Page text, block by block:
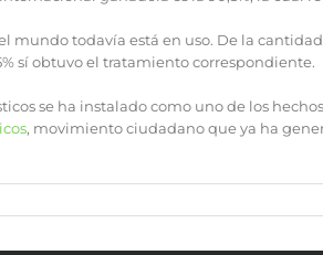
mundo todavía está en uso. De la
sí obtuvo el tratamiento correspondiente.
se ha instalado como uno de los
, movimiento ciudadano que ya ha